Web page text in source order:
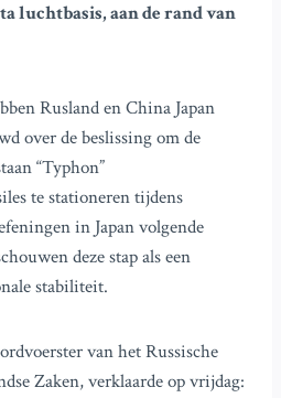
luchtbasis, aan de rand van
Rusland en China Japan
over de beslissing om de
“Typhon”
te stationeren tijdens
in Japan volgende
deze stap als een
stabiliteit.
van het Russische
Zaken, verklaarde op vrijdag: